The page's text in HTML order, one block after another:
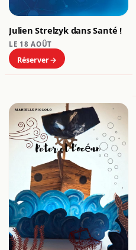
Julien Strelzyk dans Santé !
LE 18 AOÛT
Réserver